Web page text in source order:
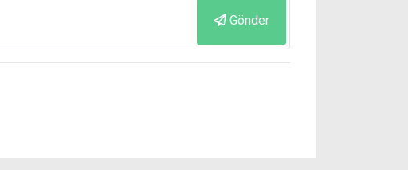
Gönder